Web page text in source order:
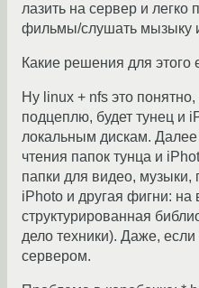
лазить на сервер и легко
фильмы/слушать мызыку
Какие решения для этого
Ну linux + nfs это
подцеплю, будет тунец и
локальным дискам. Далее
чтения папок тунца и
папки для видео, музыки,
iPhoto и другая фигни: на
структурированная
дело техники). Даже,
сервером.